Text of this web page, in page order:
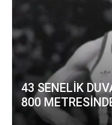
43 SENELİK
800